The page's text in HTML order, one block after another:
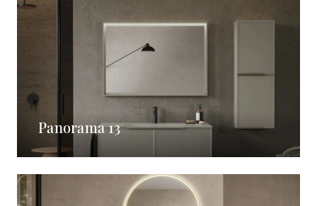
Panorama 13